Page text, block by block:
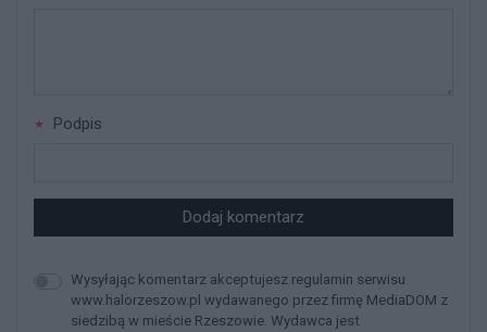
Podpis
Dodaj komentarz
Wysyłając komentarz akceptujesz regulamin serwisu
www.halorzeszow.pl wydawanego przez firmę MediaDOM z
siedzibą w mieście Rzeszowie. Wydawca jest